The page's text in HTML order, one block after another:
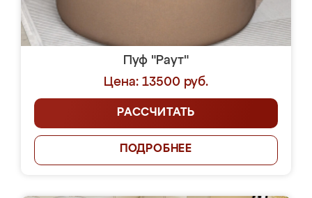
Пуф "Раут"
Цена: 13500 руб.
РАССЧИТАТЬ
ПОДРОБНЕЕ